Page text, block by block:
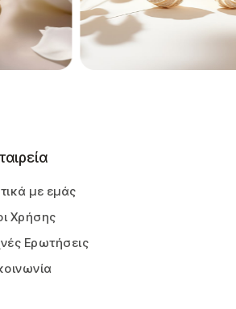
με εμάς
Χρήσης
Ερωτήσεις